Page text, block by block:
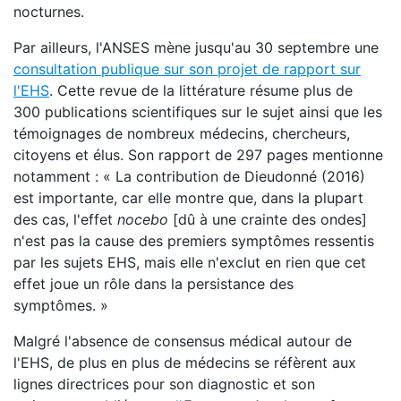
nocturnes.
Par ailleurs, l'ANSES mène jusqu'au 30 septembre une
consultation publique sur son projet de rapport sur
l'EHS. Cette revue de la littérature résume plus de
300 publications scientifiques sur le sujet ainsi que les
témoignages de nombreux médecins, chercheurs,
citoyens et élus. Son rapport de 297 pages mentionne
notamment : « La contribution de Dieudonné (2016)
est importante, car elle montre que, dans la plupart
des cas, l'effet nocebo [dû à une crainte des ondes]
n'est pas la cause des premiers symptômes ressentis
par les sujets EHS, mais elle n'exclut en rien que cet
effet joue un rôle dans la persistance des
symptômes. »
Malgré l'absence de consensus médical autour de
l'EHS, de plus en plus de médecins se réfèrent aux
lignes directrices pour son diagnostic et son